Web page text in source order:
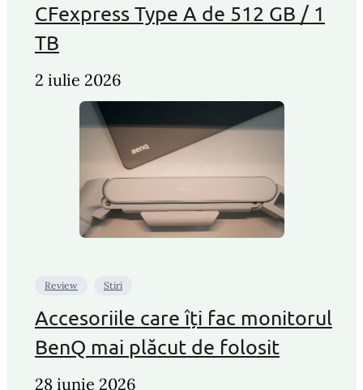
CFexpress Type A de 512 GB / 1
TB
2 iulie 2026
Review Stiri
Accesoriile care îți fac monitorul
BenQ mai plăcut de folosit
28 iunie 2026